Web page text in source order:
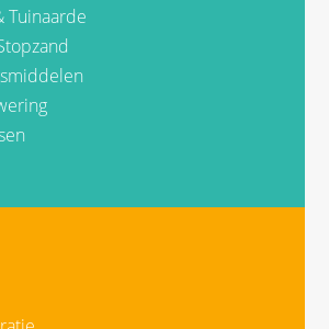
Tuinaarde